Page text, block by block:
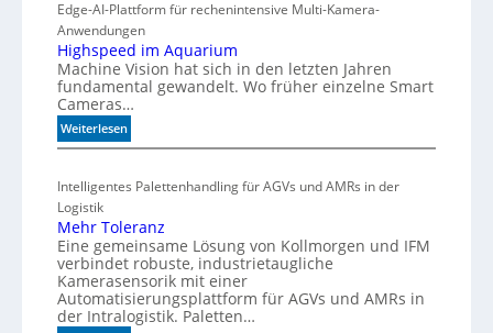
i
c
h
e
ä
e
d
e
h
t
ü
r
m
t
v
r
a
b
l
o
i
l
s
z
ä
h
l
n
Edge-AI-Plattform für rechenintensive Multi-Kamera-
Anwendungen
Highspeed im Aquarium
Machine Vision hat sich in den letzten Jahren
fundamental gewandelt. Wo früher einzelne Smart
Cameras…
Weiterlesen:
H
g
s
p
e
e
d
i
Intelligentes Palettenhandling für AGVs und AMRs in der
Logistik
Mehr Toleranz
Eine gemeinsame Lösung von Kollmorgen und IFM
verbindet robuste, industrietaugliche
Kamerasensorik mit einer
Automatisierungsplattform für AGVs und AMRs in
der Intralogistik. Paletten…